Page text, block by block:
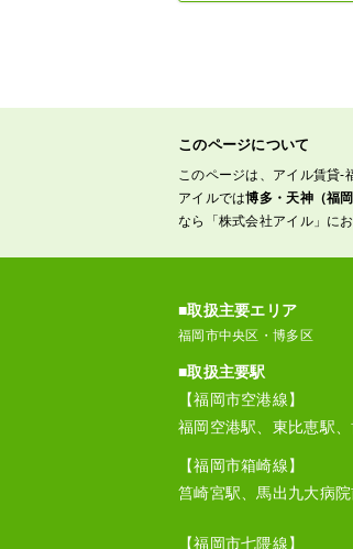
このページについて
このページは、アイル賃貸
アイルでは博多・天神（福
なら「株式会社アイル」に
■取扱主要エリア
福岡市中央区・博多区
■取扱主要駅
【福岡市空港線】
福岡空港駅、東比恵駅
【福岡市箱崎線】
筥崎宮駅、馬出九大病
【福岡市七隈線】